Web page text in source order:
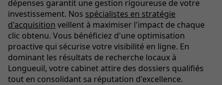
dépenses garantit une gestion rigoureuse de votre
investissement. Nos spécialistes en stratégie
d'acquisition veillent à maximiser l'impact de chaque
clic obtenu. Vous bénéficiez d'une optimisation
proactive qui sécurise votre visibilité en ligne. En
dominant les résultats de recherche locaux à
Longueuil, votre cabinet attire des dossiers qualifiés
tout en consolidant sa réputation d'excellence.